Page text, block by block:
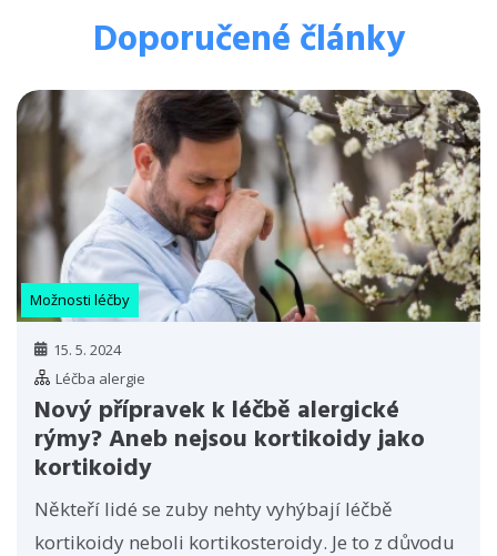
Doporučené články
Možnosti léčby
15. 5. 2024
Léčba alergie
Nový přípravek k léčbě alergické
rýmy? Aneb nejsou kortikoidy jako
kortikoidy
Někteří lidé se zuby nehty vyhýbají léčbě
kortikoidy neboli kortikosteroidy. Je to z důvodu